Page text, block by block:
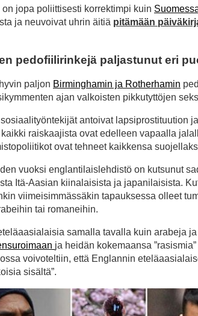
jopa poliittisesti korrektimpi kuin
ja neuvoivat uhrin äitiä pitämään
pedofiilirinkejä paljastunut eri
paljon Birminghamin ja Rotherhamin
ajan valkoisten pikkutyttöjen
antoivat lapsiprostituution
kaikki raiskaajista ovat edelleen vapaalla
ovat tehneet kaikkensa
vuoksi englantilaislehdistö on kutsunut
Itä-Aasian kiinalaisista ja japanilaisista.
viimeisimmässäkin tapauksessa olleet
tai romaneihin.
samalla tavalla kuin arabeja
ja heidän kokemaansa
voivoteltiin, että Englannin
sisältä”.